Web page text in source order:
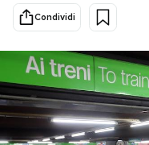
Scienza
Economia
Sport
Condividi